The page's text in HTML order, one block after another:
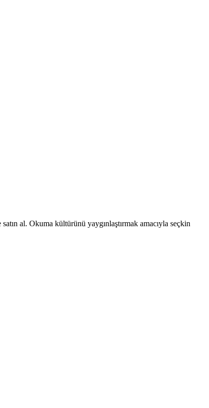
al. Okuma kültürünü yaygınlaştırmak amacıyla seçkin